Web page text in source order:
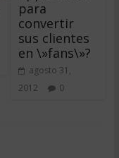
para
convertir
sus clientes
en \»fans\»?
agosto 31,
2012
0